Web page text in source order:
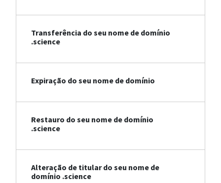
Transferência do seu nome de domínio
.science
Expiração do seu nome de domínio
Restauro do seu nome de domínio
.science
Alteração de titular do seu nome de
domínio .science